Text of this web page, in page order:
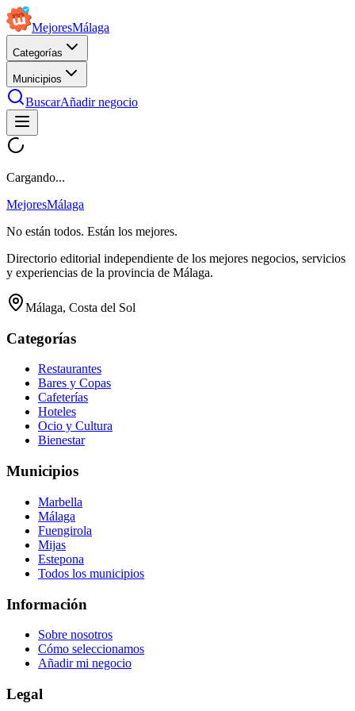
MejoresMálaga
Categorías
Municipios
BuscarAñadir negocio
Cargando...
MejoresMálaga
No están todos. Están los mejores.
Directorio editorial independiente de los mejores negocios, servicios
y experiencias de la provincia de Málaga.
Málaga, Costa del Sol
Categorías
Restaurantes
Bares y Copas
Cafeterías
Hoteles
Ocio y Cultura
Bienestar
Municipios
Marbella
Málaga
Fuengirola
Mijas
Estepona
Todos los municipios
Información
Sobre nosotros
Cómo seleccionamos
Añadir mi negocio
Legal